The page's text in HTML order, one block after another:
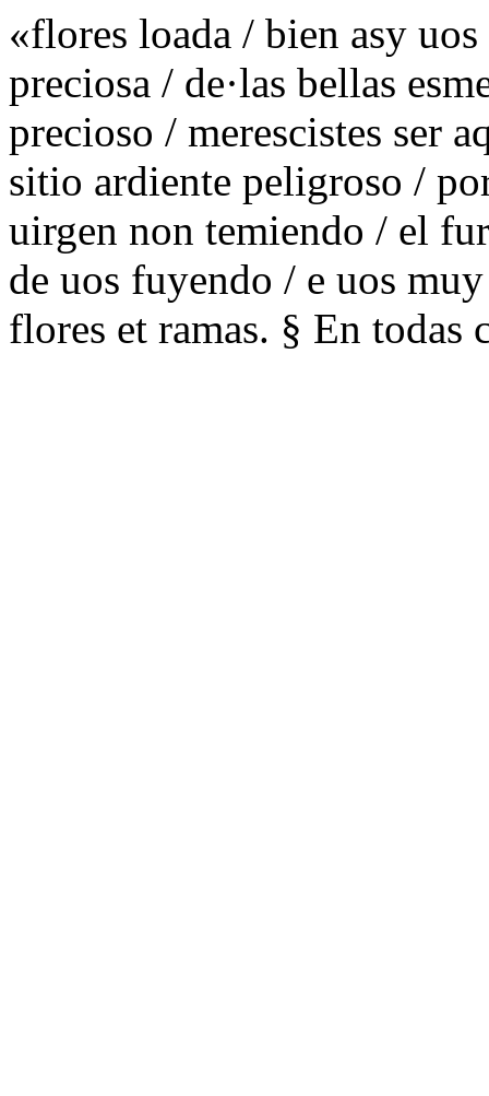
«flores loada / bien asy
preciosa / de·las bellas
precioso / merescistes ser
sitio ardiente peligroso /
uirgen non temiendo / el
de uos fuyendo / e uos
flores et ramas. § En todas